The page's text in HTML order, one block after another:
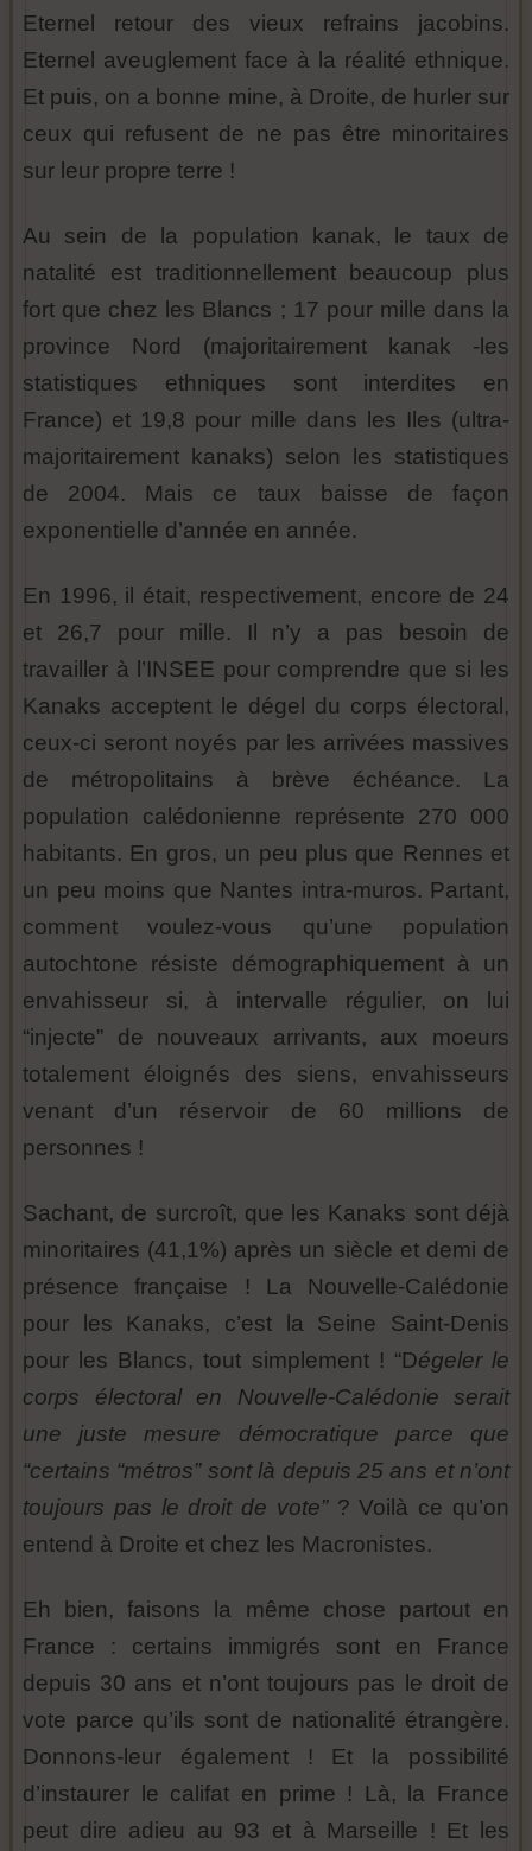
Eternel retour des vieux refrains jacobins.
Eternel aveuglement face à la réalité ethnique.
Et puis, on a bonne mine, à Droite, de hurler sur
ceux qui refusent de ne pas être minoritaires
sur leur propre terre !
Au sein de la population kanak, le taux de
natalité est traditionnellement beaucoup plus
fort que chez les Blancs ; 17 pour mille dans la
province Nord (majoritairement kanak -les
statistiques ethniques sont interdites en
France) et 19,8 pour mille dans les Iles (ultra-
majoritairement kanaks) selon les statistiques
de 2004. Mais ce taux baisse de façon
exponentielle d’année en année.
En 1996, il était, respectivement, encore de 24
et 26,7 pour mille. Il n’y a pas besoin de
travailler à l’INSEE pour comprendre que si les
Kanaks acceptent le dégel du corps électoral,
ceux-ci seront noyés par les arrivées massives
de métropolitains à brève échéance. La
population calédonienne représente 270 000
habitants. En gros, un peu plus que Rennes et
un peu moins que Nantes intra-muros. Partant,
comment voulez-vous qu’une population
autochtone résiste démographiquement à un
envahisseur si, à intervalle régulier, on lui
“injecte” de nouveaux arrivants, aux moeurs
totalement éloignés des siens, envahisseurs
venant d’un réservoir de 60 millions de
personnes !
Sachant, de surcroît, que les Kanaks sont déjà
minoritaires (41,1%) après un siècle et demi de
présence française ! La Nouvelle-Calédonie
pour les Kanaks, c’est la Seine Saint-Denis
pour les Blancs, tout simplement ! “Dégeler le
corps électoral en Nouvelle-Calédonie serait
une juste mesure démocratique parce que
“certains “métros” sont là depuis 25 ans et n’ont
toujours pas le droit de vote”? Voilà ce qu’on
entend à Droite et chez les Macronistes.
Eh bien, faisons la même chose partout en
France : certains immigrés sont en France
depuis 30 ans et n’ont toujours pas le droit de
vote parce qu’ils sont de nationalité étrangère.
Donnons-leur également ! Et la possibilité
d’instaurer le califat en prime ! Là, la France
peut dire adieu au 93 et à Marseille ! Et les